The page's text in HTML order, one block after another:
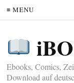
≡ MENU
Ebooks, Comics,
Download auf